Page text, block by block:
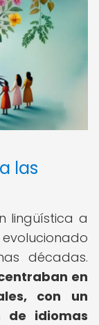
las
lingüística a
décadas.
en
con un
de idiomas